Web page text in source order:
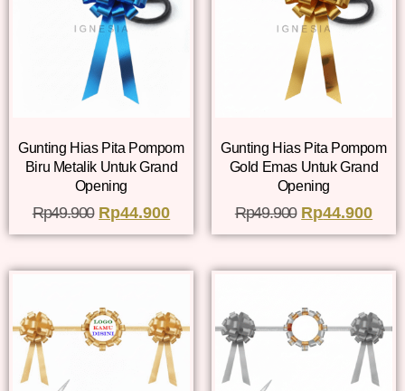
Gunting Hias Pita Pompom
Biru Metalik Untuk Grand
Opening
Rp49.900 Rp44.900
Gunting Hias Pita Pompom
Gold Emas Untuk Grand
Opening
Rp49.900 Rp44.900